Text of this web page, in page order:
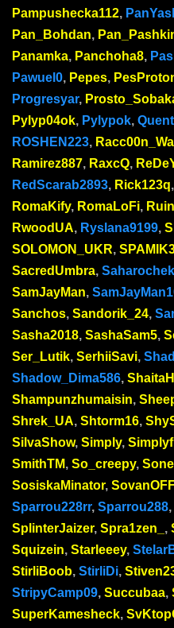
Pampushecka112,
Pan_Bohdan,
Panamka, Panchoha8,
Pawuel0, Pepes,
Progresyar,
Pylyp04ok, Pylypok,
ROSHEN223,
Ramirez887, RaxcQ,
RedScarab2893, Rick123q,
RomaKify, RomaLoFi,
RwoodUA, Ryslana9199,
SOLOMON_UKR,
SacredUmbra,
SamJayMan,
Sanchos, Sandorik_24,
Sasha2018, SashaSam5,
Ser_Lutik, SerhiiSavi,
Shadow_Dima586,
Shampunzhumaisin,
Shrek_UA, Shtorm16,
SilvaShow, Simply,
SmithTM, So_creepy,
SosiskaMinator, SovanOFF
Sparrou228rr, Sparrou288,
SplinterJaizer, Spra1zen_ ,
Squizein, Starleeey,
StirliBoob, StirliDi,
StripyCamp09, Succubaa,
SuperKamesheck,